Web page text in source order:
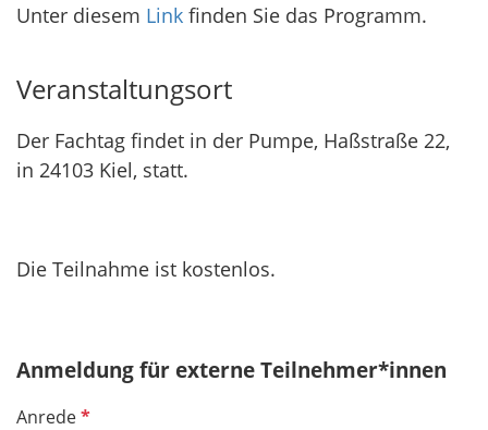
Unter diesem Link finden Sie das Programm.
Veranstaltungsort
Der Fachtag findet in der Pumpe, Haßstraße 22,
in 24103 Kiel, statt.
Die Teilnahme ist kostenlos.
Anmeldung für externe Teilnehmer*innen
AnredeP